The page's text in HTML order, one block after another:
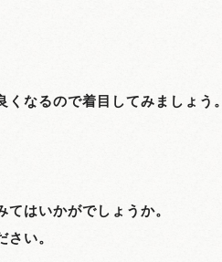
なるので着目してみましょう。
はいかがでしょうか。
い。